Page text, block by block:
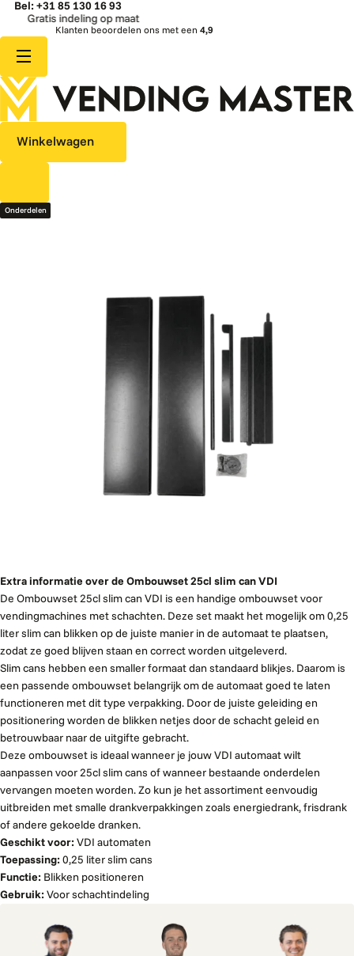
Bel: +31 85 130 16 93
Gratis indeling op maat
Klanten beoordelen ons met een 4,9
Winkelwagen
Onderdelen
Extra informatie over de Ombouwset 25cl slim can VDI
De Ombouwset 25cl slim can VDI is een handige ombouwset voor
vendingmachines met schachten. Deze set maakt het mogelijk om 0,25
liter slim can blikken op de juiste manier in de automaat te plaatsen,
zodat ze goed blijven staan en correct worden uitgeleverd.
Slim cans hebben een smaller formaat dan standaard blikjes. Daarom is
een passende ombouwset belangrijk om de automaat goed te laten
functioneren met dit type verpakking. Door de juiste geleiding en
positionering worden de blikken netjes door de schacht geleid en
betrouwbaar naar de uitgifte gebracht.
Deze ombouwset is ideaal wanneer je jouw VDI automaat wilt
aanpassen voor 25cl slim cans of wanneer bestaande onderdelen
vervangen moeten worden. Zo kun je het assortiment eenvoudig
uitbreiden met smalle drankverpakkingen zoals energiedrank, frisdrank
of andere gekoelde dranken.
Geschikt voor: VDI automaten
Toepassing: 0,25 liter slim cans
Functie: Blikken positioneren
Gebruik: Voor schachtindeling